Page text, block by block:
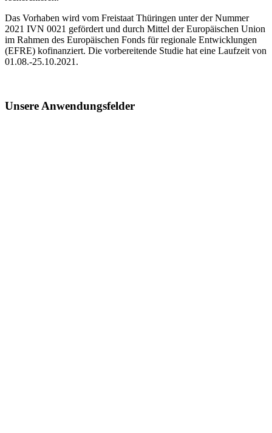
Das Vorhaben wird vom Freistaat Thüringen unter der Nummer
2021 IVN 0021 gefördert und durch Mittel der Europäischen Union
im Rahmen des Europäischen Fonds für regionale Entwicklungen
(EFRE) kofinanziert. Die vorbereitende Studie hat eine Laufzeit von
01.08.-25.10.2021.
Unsere Anwendungsfelder